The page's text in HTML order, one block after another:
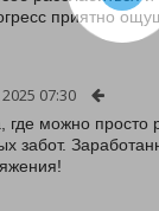
приятно
07:30
можно просто
забот.